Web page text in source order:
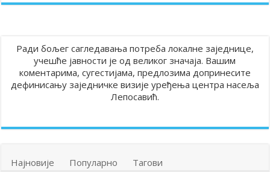
Ради бољег сагледавања потреба локалне заједнице,
учешће јавности је од великог значаја. Вашим
коментарима, сугестијама, предлозима допринесите
дефинисању заједничке визије уређења центра насеља
Лепосавић.
Најновије Популарно Тагови